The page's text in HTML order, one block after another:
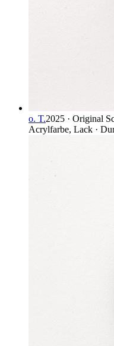
o. T.2025 · Original
Acrylfarbe, Lack ·